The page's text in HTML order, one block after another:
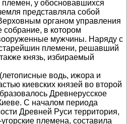
племен, у обосновавшихся
представляла собой
органом управления
собрание, в котором
мужчины. Наряду с
племени, решавший
князь, избираемый
водь, ижора и
киевских князей во второй
Древнерусское
С началом периода
Древней Руси территория,
племена, составила